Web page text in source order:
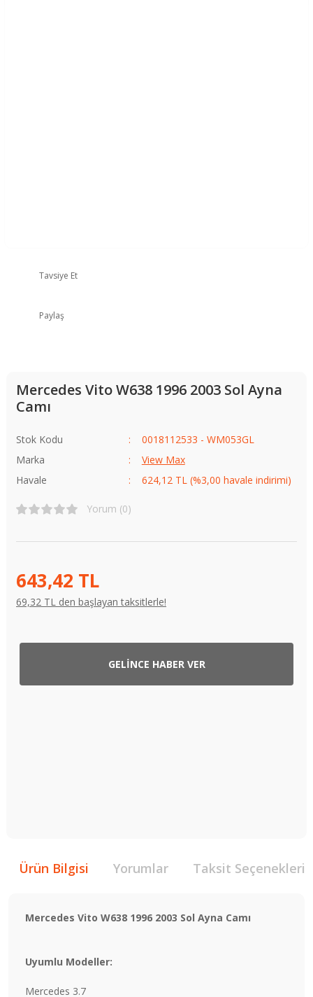
Tavsiye Et
Paylaş
Mercedes Vito W638 1996 2003 Sol Ayna
Camı
Stok Kodu
0018112533 - WM053GL
Marka
View Max
Havale
624,12 TL (%3,00 havale indirimi)
Yorum (0)
643,42 TL
69,32 TL den başlayan taksitlerle!
GELİNCE HABER VER
Ürün Bilgisi Yorumlar Taksit Seçenekleri
Mercedes Vito W638 1996 2003 Sol Ayna Camı
Uyumlu Modeller:
Mercedes 3.7